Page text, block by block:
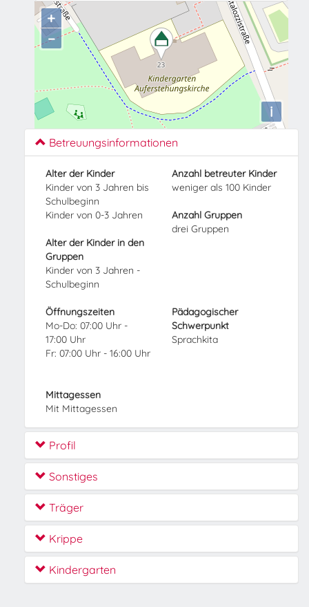
+
−
i
Betreuungsinformationen
Alter der Kinder
Kinder von 3 Jahren bis
Schulbeginn
Kinder von 0-3 Jahren
Alter der Kinder in den
Gruppen
Kinder von 3 Jahren -
Schulbeginn
Anzahl betreuter Kinder
weniger als 100 Kinder
Anzahl Gruppen
drei Gruppen
Öffnungszeiten
Mo-Do: 07:00 Uhr -
17:00 Uhr
Fr: 07:00 Uhr - 16:00 Uhr
Mittagessen
Mit Mittagessen
Pädagogischer
Schwerpunkt
Sprachkita
Profil
Sonstiges
Träger
Krippe
Kindergarten